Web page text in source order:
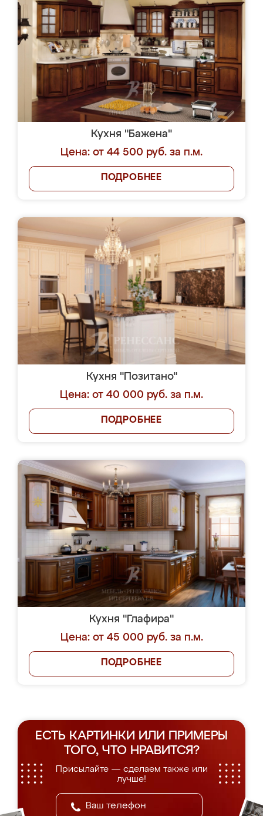
Кухня "Бажена"
Цена: от 44 500 руб. за п.м.
ПОДРОБНЕЕ
Кухня "Позитано"
Цена: от 40 000 руб. за п.м.
ПОДРОБНЕЕ
Кухня "Глафира"
Цена: от 45 000 руб. за п.м.
ПОДРОБНЕЕ
ЕСТЬ КАРТИНКИ ИЛИ ПРИМЕРЫ
ТОГО, ЧТО НРАВИТСЯ?
Присылайте — сделаем также или
лучше!